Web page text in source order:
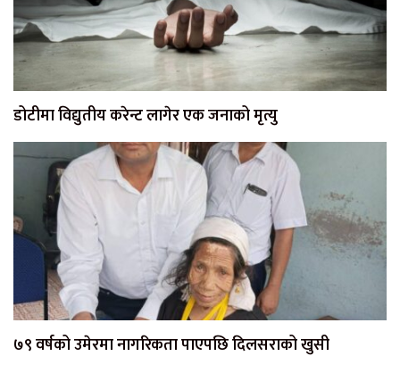
डोटीमा विद्युतीय करेन्ट लागेर एक जनाको मृत्यु
७९ वर्षको उमेरमा नागरिकता पाएपछि दिलसराको खुसी